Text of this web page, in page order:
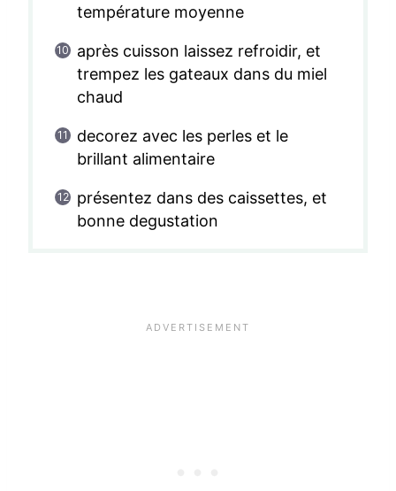
température moyenne
après cuisson laissez refroidir, et
trempez les gateaux dans du miel
chaud
decorez avec les perles et le
brillant alimentaire
présentez dans des caissettes, et
bonne degustation